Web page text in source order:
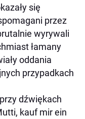
się
przez
wyrywali
łamany
oddania
przypadkach
dźwiękach
kauf mir ein